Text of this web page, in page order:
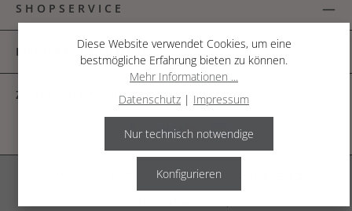
SHOPSERVICE
INFORMATIONEN
ZAHLUNGSARTEN
Alle Preise inkl. gesetzl. Mehrwertsteuer zzgl.
Diese Website verwendet Cookies, um eine
bestmögliche Erfahrung bieten zu können.
Mehr Informationen ...
Datenschutz | Impressum
Nur technisch notwendige
Konfigurieren